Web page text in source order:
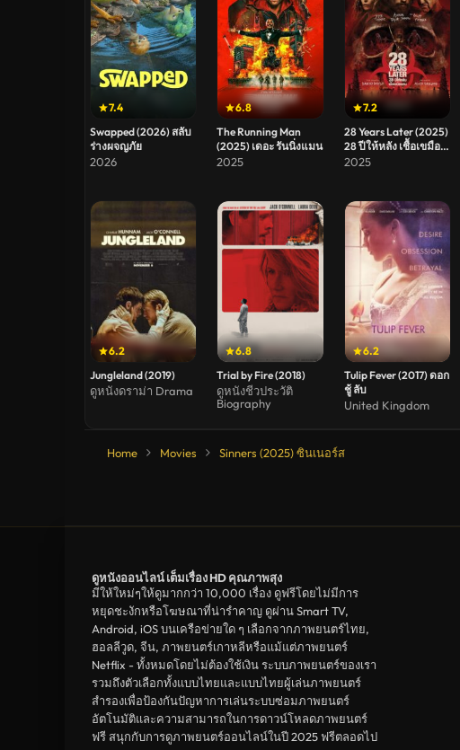
7.4
Swapped (2026) สลับ
ร่างผจญภัย
2026
6.8
The Running Man
(2025) เดอะ รันนิ่งแมน
2025
7.2
28 Years Later (2025)
28 ปีให้หลัง เชื้อเขมือบ
คน
2025
6.2
Jungleland (2019)
ดูหนังดราม่า Drama
6.8
Trial by Fire (2018)
ดูหนังชีวประวัติ
Biography
6.2
Tulip Fever (2017) ดอก
ชู้ ลับ
United Kingdom
Home Movies Sinners (2025) ซินเนอร์ส
ดูหนังออนไลน์ เต็มเรื่อง HD คุณภาพสุง
มีให้ใหม่ๆให้ดูมากกว่า 10,000 เรื่อง ดูฟรีโดยไม่มีการ
หยุดชะงักหรือโฆษณาที่น่ารำคาญ ดูผ่าน Smart TV,
Android, iOS บนเครือข่ายใด ๆ เลือกจากภาพยนตร์ไทย,
ฮอลลีวูด, จีน, ภาพยนตร์เกาหลีหรือแม้แต่ภาพยนตร์
Netflix - ทั้งหมดโดยไม่ต้องใช้เงิน ระบบภาพยนตร์ของเรา
รวมถึงตัวเลือกทั้งแบบไทยและแบบไทยผู้เล่นภาพยนตร์
สำรองเพื่อป้องกันปัญหาการเล่นระบบซ่อมภาพยนตร์
อัตโนมัติและความสามารถในการดาวน์โหลดภาพยนตร์
ฟรี สนุกกับการดูภาพยนตร์ออนไลน์ในปี 2025 ฟรีตลอดไป